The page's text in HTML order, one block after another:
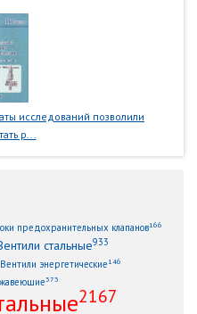
исследований позволили
р...
предохранительных клапанов166
стальные933
Вентили энергетические146
373
2167